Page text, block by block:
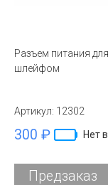
Разъем питания
шлейфом
Артикул: 12302
300 ₽ Нет
Предзаказ